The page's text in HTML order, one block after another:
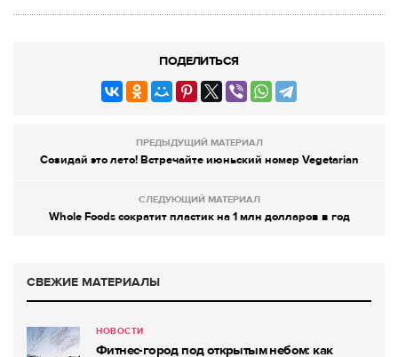
ПОДЕЛИТЬСЯ
ПРЕДЫДУЩИЙ МАТЕРИАЛ
Созидай это лето! Встречайте июньский номер Vegetarian
СЛЕДУЮЩИЙ МАТЕРИАЛ
Whole Foods сократит пластик на 1 млн долларов в год
СВЕЖИЕ МАТЕРИАЛЫ
НОВОСТИ
Фитнес-город под открытым небом: как